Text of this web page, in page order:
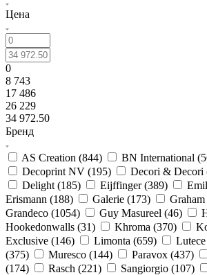
Цена
0
8 743
17 486
26 229
34 972.50
Бренд
AS Creation (844) BN International (
Decoprint NV (195) Decori & Decori
Delight (185) Eijffinger (389)
Erismann (188) Galerie (173)
Grandeco (1054) Guy Masureel (46)
Hookedonwalls (31) Khroma (370)
Exclusive (146) Limonta (659)
(375) Muresco (144) Paravox (437)
(174) Rasch (221) Sangiorgio (107)